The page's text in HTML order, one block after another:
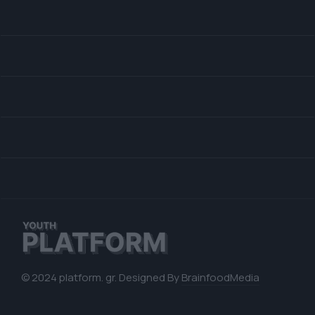
© 2024 platform. gr. Designed ByBrainfoodMedia